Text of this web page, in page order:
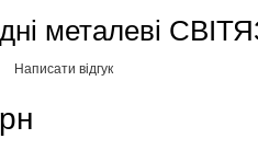
металеві
Написати відгук